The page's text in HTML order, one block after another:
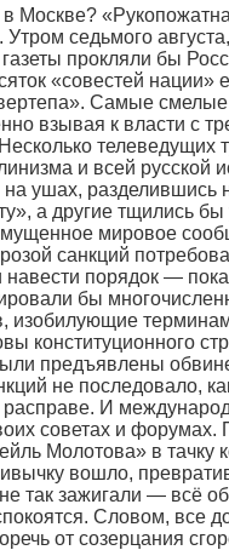
Москве?
седьмого
прокляли бы
«совестей нации»
Самые
взывая к власти с
телеведущих
и всей русской
ушах, разделившись
а другие тщились бы
мировое
санкций
порядок —
бы
изобилующие
конституционного
предъявлены
не последовало,
расправе. И
советах и форумах.
Молотова» в тачку
вошло,
так зажигали — всё
Словом, все
от созерцания